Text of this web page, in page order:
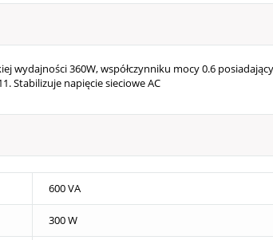
wydajności 360W, współczynniku mocy 0.6
Stabilizuje napięcie sieciowe AC
600 VA
300 W